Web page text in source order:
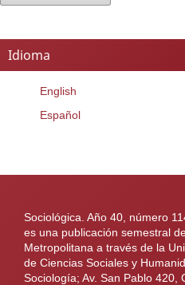
Idioma
English
Español
Sociológica. Año 40, número
es una publicación semestral
Metropolitana a través de la
de Ciencias Sociales y
Sociología; Av. San Pablo 420,